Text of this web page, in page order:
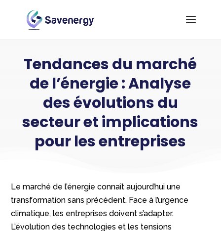
Tendances du marché
de l’énergie : Analyse
des évolutions du
secteur et implications
pour les entreprises
Le marché de l’énergie connaît aujourd’hui une
transformation sans précédent. Face à l’urgence
climatique, les entreprises doivent s’adapter.
L’évolution des technologies et les tensions